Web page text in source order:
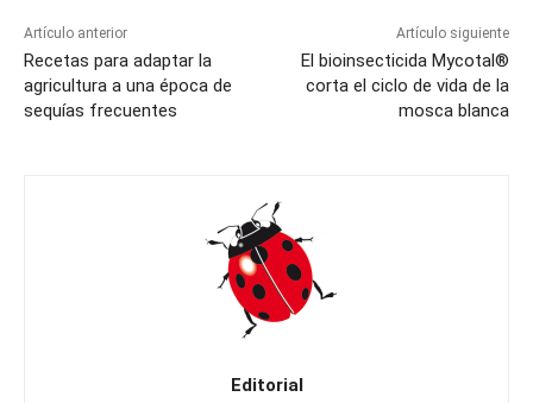
Artículo anterior
Recetas para adaptar la
agricultura a una época de
sequías frecuentes
Artículo siguiente
El bioinsecticida Mycotal®
corta el ciclo de vida de la
mosca blanca
Editorial